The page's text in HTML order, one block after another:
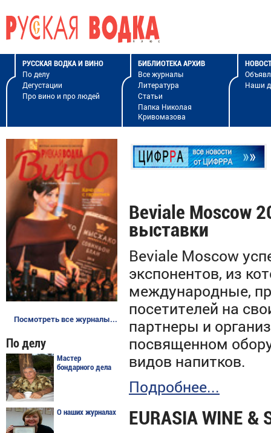
РУССКАЯ ВОДКА И ВИНО
По делу
Дегустации
Про вино и про людей
БИБЛИОТЕКА АРХИВ
Все журналы
Литература
Статьи
Папка Николая
Кривомазова
Наши
Посмотреть все журналы...
По делу
Мастер
бондарного дела
О наших журналах
Beviale Moscow
выставки
Beviale Moscow
экспонентов, из
международные,
посетителей на
партнеры и
посвященном
видов напитков.
Подробнее...
EURASIA WINE &